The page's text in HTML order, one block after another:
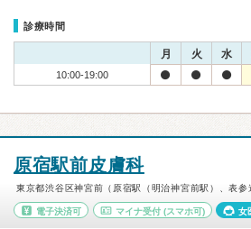
診療時間
月 火 水
10:00-19:00
原宿駅前皮膚科
東京都渋谷区神宮前（原宿駅（明治神宮前駅）、表参
電子決済可 マイナ受付(スマホ可) 女